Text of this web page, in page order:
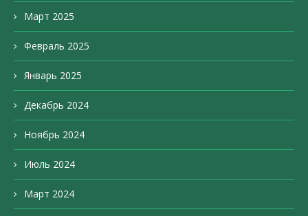
Март 2025
Февраль 2025
Январь 2025
Декабрь 2024
Ноябрь 2024
Июль 2024
Март 2024